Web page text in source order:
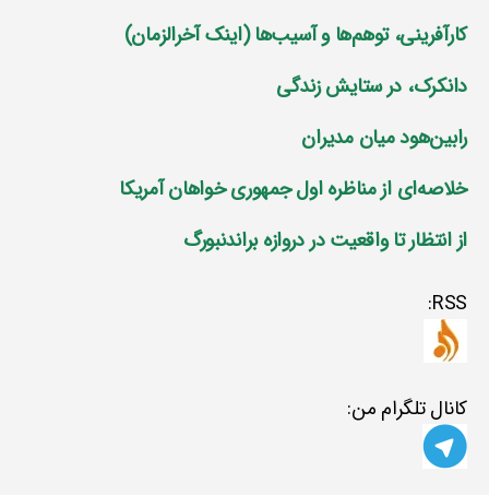
کارآفرینی، توهم‌ها و آسیب‌ها (اینک آخرالزمان)
دانکرک، در ستایش زندگی
رابین‌هود میان مدیران
خلاصه‌ای از مناظره اول جمهوری خواهان آمریکا
از انتظار تا واقعیت در دروازه براندنبورگ
RSS:
کانال تلگرام من: